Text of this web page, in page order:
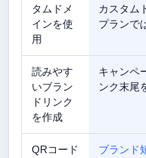
タムドメ
インを使
用
カスタム
プランで
読みやす
いブラン
ドリンク
を作成
キャンペ
ンク末尾
QRコード
ブランド